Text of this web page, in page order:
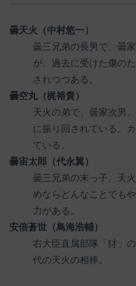
曇天火（中村悠一）
曇三兄弟の長男で、曇
が、過去に受けた傷の
されつつある。
曇空丸（梶裕貴）
天火の弟で、曇家次男
に振り回されている。
ている。
曇宙太郎（代永翼）
曇三兄弟の末っ子。天
めならどんなことでも
力がある。
安倍蒼世（鳥海浩輔）
右大臣直属部隊「犲」
代の天火の相棒。